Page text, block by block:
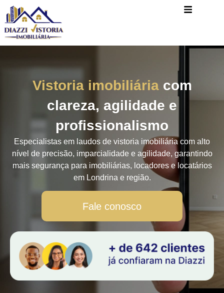
Vistoria imobiliáriacom
clareza, agilidade e
profissionalismo
Especialistas em laudos de vistoria imobiliária com alto
nível de precisão, imparcialidade e agilidade, garantindo
mais segurança para imobiliárias, locadores e locatários
em Londrina e região.
Fale conosco